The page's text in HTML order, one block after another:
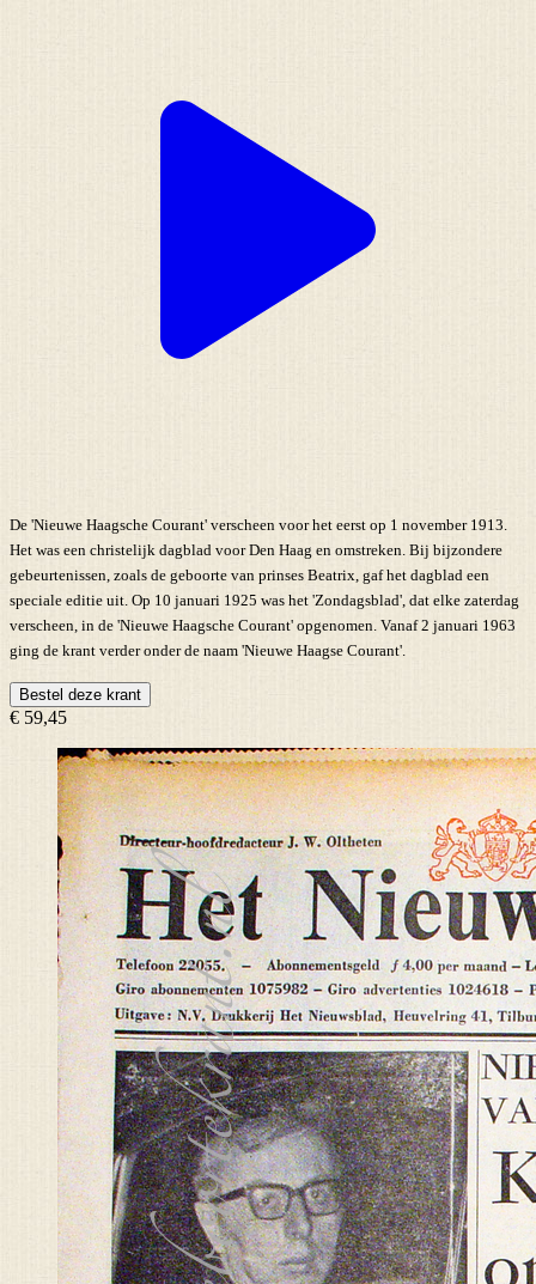
De 'Nieuwe Haagsche Courant' verscheen voor het eerst op 1 november 1913.
Het was een christelijk dagblad voor Den Haag en omstreken. Bij bijzondere
gebeurtenissen, zoals de geboorte van prinses Beatrix, gaf het dagblad een
speciale editie uit. Op 10 januari 1925 was het 'Zondagsblad', dat elke zaterdag
verscheen, in de 'Nieuwe Haagsche Courant' opgenomen. Vanaf 2 januari 1963
ging de krant verder onder de naam 'Nieuwe Haagse Courant'.
Bestel deze krant
€ 59,45